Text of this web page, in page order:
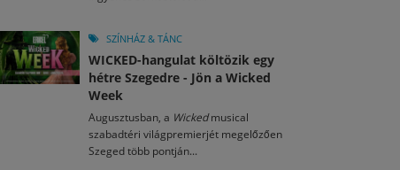
SZÍNHÁZ & TÁNC
WICKED-hangulat költözik egy
hétre Szegedre - Jön a Wicked
Week
Augusztusban, a Wickedmusical
szabadtéri világpremierjét megelőzően
Szeged több pontján...